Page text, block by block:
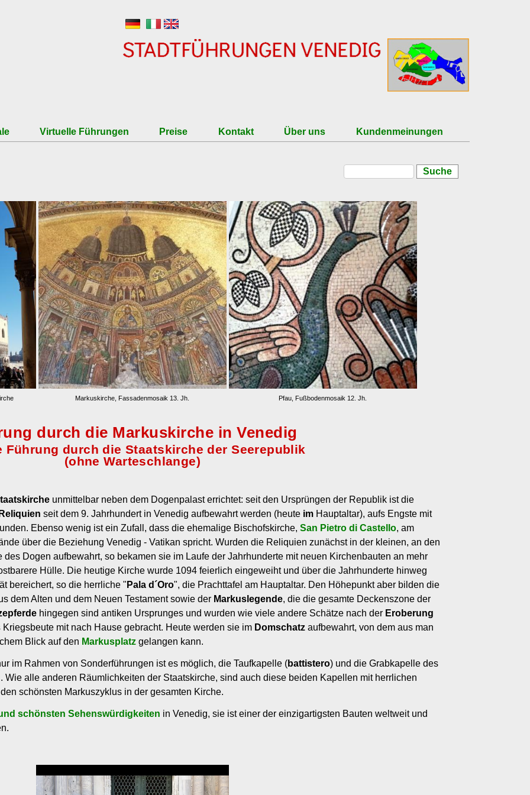
Virtuelle Führungen Preise
Stornobedingungen
Kontakt Über uns Kundenmeinungen
Suchformular
Suche
Markuskirche, Fassadenmosaik 13. Jh. Pfau, Fußbodenmosaik 12. Jh.
durch die Markuskirche in Venedig
Führung durch die Staatskirche der Seerepublik
(ohne Warteschlange)
unmittelbar neben dem Dogenpalast errichtet: seit den Ursprüngen der Republik ist die
seit dem 9. Jahrhundert in Venedig aufbewahrt werden (heute im Hauptaltar), aufs Engste mit
Ebenso wenig ist ein Zufall, dass die ehemalige Bischofskirche, San Pietro di Castello, am
über die Beziehung Venedig - Vatikan spricht. Wurden die Reliquien zunächst in der kleinen, an den
Dogen aufbewahrt, so bekamen sie im Laufe der Jahrhunderte mit neuen Kirchenbauten an mehr
Hülle. Die heutige Kirche wurde 1094 feierlich eingeweiht und über die Jahrhunderte hinweg
bereichert, so die herrliche " Pala d´Oro", die Prachttafel am Hauptaltar. Den Höhepunkt aber bilden die
dem Alten und dem Neuen Testament sowie der Markuslegende, die die gesamte Deckenszone der
hingegen sind antiken Ursprunges und wurden wie viele andere Schätze nach der Eroberung
mit nach Hause gebracht. Heute werden sie im Domschatz aufbewahrt, von dem aus man
Blick auf den Markusplatz gelangen kann.
im Rahmen von Sonderführungen ist es möglich, die Taufkapelle (battistero) und die Grabkapelle des
Wie alle anderen Räumlichkeiten der Staatskirche, sind auch diese beiden Kapellen mit herrlichen
schönsten Markuszyklus in der gesamten Kirche.
schönsten Sehenswürdigkeiten in Venedig, sie ist einer der einzigartigsten Bauten weltweit und